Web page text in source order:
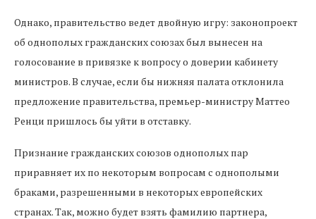
Однако, правительство ведет двойную игру: законопроект
об однополых гражданских союзах был вынесен на
голосование в привязке к вопросу о доверии кабинету
министров. В случае, если бы нижняя палата отклонила
предложение правительства, премьер-министру Маттео
Ренци пришлось бы уйти в отставку.
Признание гражданских союзов однополых пар
приравняет их по некоторым вопросам с однополыми
браками, разрешенными в некоторых европейских
странах. Так, можно будет взять фамилию партнера,